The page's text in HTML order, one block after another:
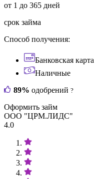
от 1 до 365 дней
срок займа
Способ получения:
Банковская карта
Наличные
89% одобрений ?
Оформить займ
ООО "ЦРМ.ЛИДС"
4.0